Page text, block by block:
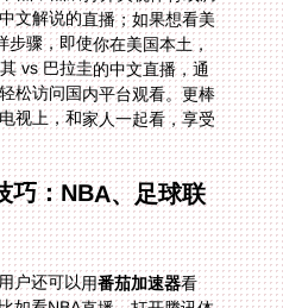
松访问国内平台观看。更棒
投屏到电视上，和家人一起看，享受
巧：NBA、足球联
户还可以用番茄加速器看
NBA、中超、英超等赛事。比如看NBA直播，打开腾讯体